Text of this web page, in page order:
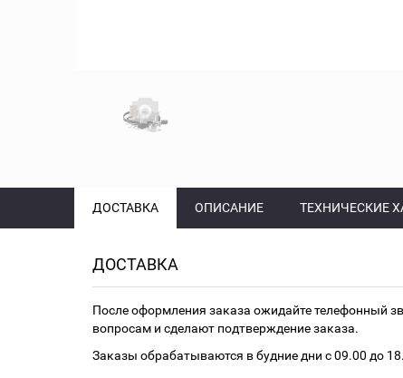
ДОСТАВКА ОПИСАНИЕ ТЕХНИЧЕСКИЕ
ДОСТАВКА
После оформления заказа ожидайте телефонный
вопросам и сделают подтверждение заказа.
Заказы обрабатываются в будние дни с 09.00 до